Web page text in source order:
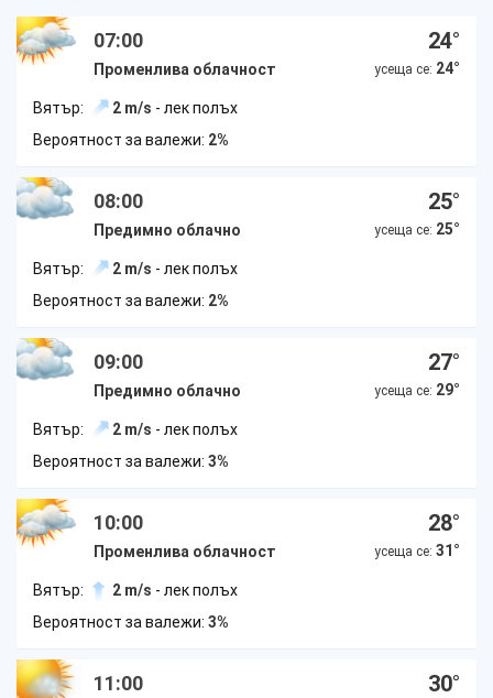
07:00
Променлива облачност
24°
усеща се: 24°
Вятър: 2 m/s - лек полъх
Вероятност за валежи: 2%
08:00
Предимно облачно
25°
усеща се: 25°
Вятър: 2 m/s - лек полъх
Вероятност за валежи: 2%
09:00
Предимно облачно
27°
усеща се: 29°
Вятър: 2 m/s - лек полъх
Вероятност за валежи: 3%
10:00
Променлива облачност
28°
усеща се: 31 °
Вятър: 2 m/s - лек полъх
Вероятност за валежи: 3%
11:00 30°